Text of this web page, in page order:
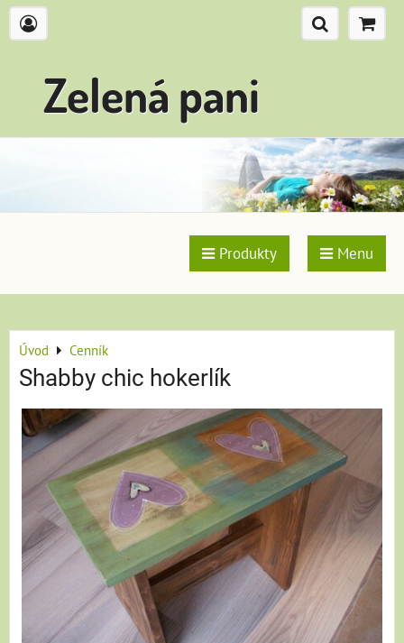
Zelená pani
Produkty Menu
Úvod Cenník
Shabby chic hokerlík